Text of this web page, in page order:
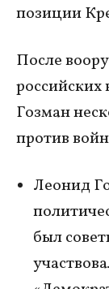
позиции
После
Гозман
против
Леонид
был